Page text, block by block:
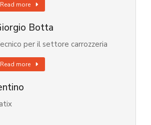
Read more
Botta
per il settore carrozzeria
Read more